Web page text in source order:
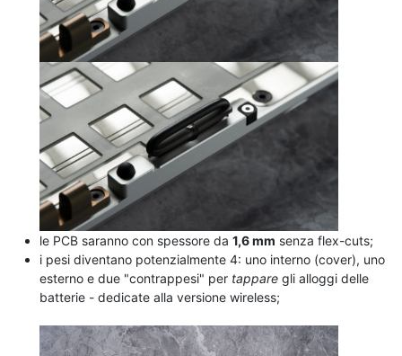
le PCB saranno con spessore da 1,6 mm senza flex-cuts;
i pesi diventano potenzialmente 4: uno interno (cover), uno
esterno e due "contrappesi" per tappare gli alloggi delle
batterie - dedicate alla versione wireless;